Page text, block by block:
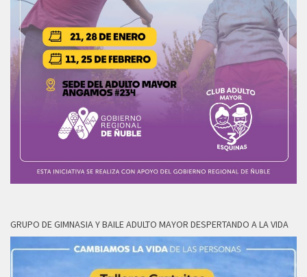
GRUPO DE GIMNASIA Y BAILE ADULTO MAYOR DESPERTANDO A LA VIDA